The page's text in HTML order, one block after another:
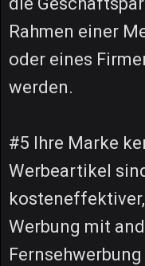
Rahmen einer
oder eines
werden.
#5 Ihre Marke
Werbeartikel
Werbung mit